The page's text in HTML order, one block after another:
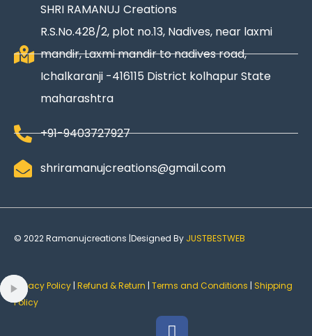
SHRI RAMANUJ Creations
R.S.No.428/2, plot no.13, Nadives, near laxmi
mandir, Laxmi mandir to nadives road,
Ichalkaranji -416115 District kolhapur State
maharashtra
+91-9403727927
shriramanujcreations@gmail.com
© 2022 Ramanujcreations |Designed By JUSTBESTWEB
Privacy Policy | Refund & Return | Terms and Conditions | Shipping
Policy